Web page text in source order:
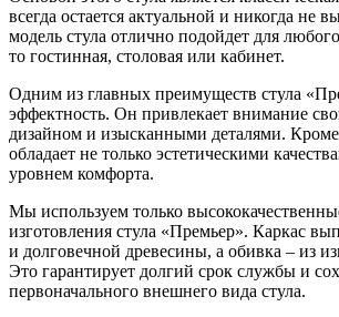
всегда остается актуальной и никогда не
модель стула отлично подойдет для
то гостинная, столовая или кабинет.
Одним из главных преимуществ стула
эффектность. Он привлекает внимание
дизайном и изысканными деталями. Кроме
обладает не только эстетическими
уровнем комфорта.
Мы используем только
изготовления стула «Премьер». Каркас
и долговечной древесины, а обивка – из
Это гарантирует долгий срок службы и
первоначального внешнего вида стула.